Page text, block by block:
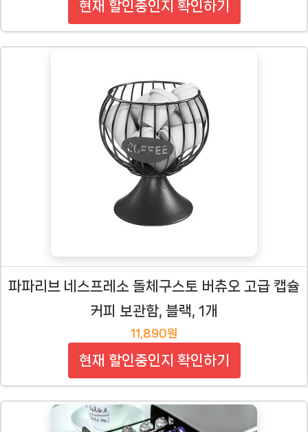
현재 할인중인지 확인하기
파파리브 네스프레소 돌체구스토 버츄오 고급 캡슐
커피 보관함, 블랙, 1개
11,890원
현재 할인중인지 확인하기